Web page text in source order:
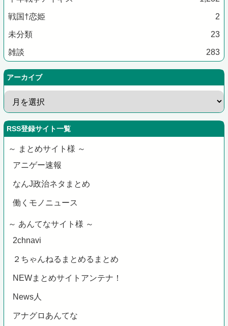
戦国†恋姫 2
未分類 23
雑談 283
アーカイブ
RSS登録サイト一覧
～ まとめサイト様 ～
アニゲー速報
なんJ政治ネタまとめ
働くモノニュース
～ あんてなサイト様 ～
2chnavi
２ちゃんねるまとめるまとめ
NEWまとめサイトアンテナ！
News人
アナグロあんてな